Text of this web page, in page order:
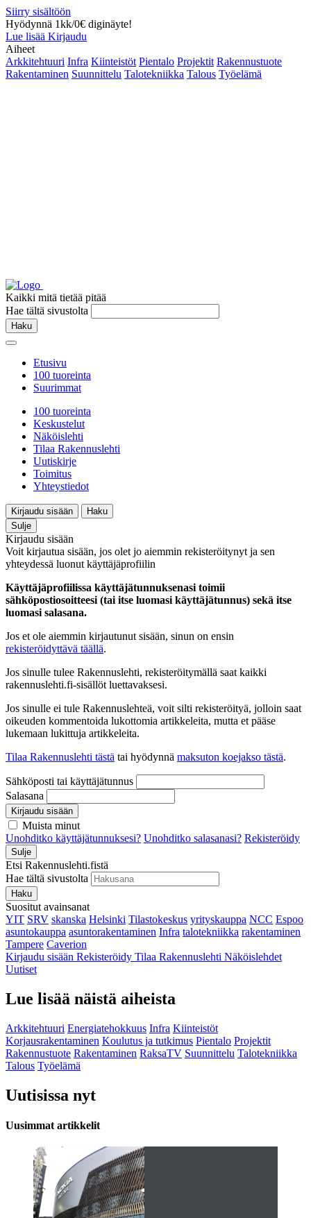
Siirry sisältöön
Hyödynnä 1kk/0€ diginäyte!
Lue lisää Kirjaudu
Aiheet
Arkkitehtuuri Infra Kiinteistöt Pientalo Projektit Rakennustuote
Rakentaminen Suunnittelu Talotekniikka Talous Työelämä
Kaikki mitä tietää pitää
Hae tältä sivustolta
Haku
Etusivu
100 tuoreinta
Suurimmat
100 tuoreinta
Keskustelut
Näköislehti
Tilaa Rakennuslehti
Uutiskirje
Toimitus
Yhteystiedot
Kirjaudu sisään
Haku
Sulje
Kirjaudu sisään
Voit kirjautua sisään, jos olet jo aiemmin rekisteröitynyt ja sen
yhteydessä luonut käyttäjäprofiilin
Käyttäjäprofiilissa käyttäjätunnuksenasi toimii
sähköpostiosoitteesi (tai itse luomasi käyttäjätunnus) sekä itse
luomasi salasana.
Jos et ole aiemmin kirjautunut sisään, sinun on ensin
rekisteröidyttävä täällä.
Jos sinulle tulee Rakennuslehti, rekisteröitymällä saat kaikki
rakennuslehti.fi-sisällöt luettavaksesi.
Jos sinulle ei tule Rakennuslehteä, voit silti rekisteröityä, jolloin saat
oikeuden kommentoida lukottomia artikkeleita, mutta et pääse
lukemaan lukittuja artikkeleita.
Tilaa Rakennuslehti tästä tai hyödynnä maksuton koejakso tästä.
Sähköposti tai käyttäjätunnus
Salasana
Kirjaudu sisään
Muista minut
Unohditko käyttäjätunnuksesi? Unohditko salasanasi? Rekisteröidy
Sulje
Etsi Rakennuslehti.fistä
Hae tältä sivustolta
Haku
Suositut avainsanat
YIT SRV skanska Helsinki Tilastokeskus yrityskauppa NCC Espoo
asuntokauppa asuntorakentaminen Infra talotekniikka rakentaminen
Tampere Caverion
Kirjaudu sisään Rekisteröidy Tilaa Rakennuslehti Näköislehdet
Uutiset
Lue lisää näistä aiheista
Arkkitehtuuri Energiatehokkuus Infra Kiinteistöt
Korjausrakentaminen Koulutus ja tutkimus Pientalo Projektit
Rakennustuote Rakentaminen RaksaTV Suunnittelu Talotekniikka
Talous Työelämä
Uutisissa nyt
Uusimmat artikkelit